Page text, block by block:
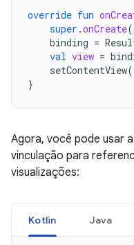
override fun
super .onCreate(
binding =
val view =
setContentView(
}
Agora, você pode usar
vinculação para
visualizações:
Kotlin Java